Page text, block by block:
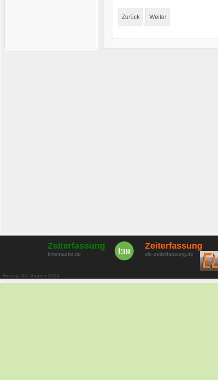
Zurück Weiter
Zeiterfassung
timemaster.de
Zeiterfassung
elv-zeiterfassung.de
Freitag, 07. August 2026